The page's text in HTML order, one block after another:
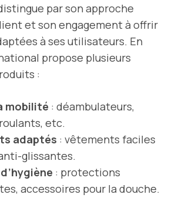
par son approche
et son engagement à offrir
à ses utilisateurs. En
propose plusieurs
:
mobilité : déambulateurs,
etc.
adaptés : vêtements faciles
glissantes.
: protections
accessoires pour la douche.